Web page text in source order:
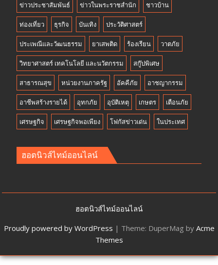
ข่าวประชาสัมพันธ์ ข่าวในพระราชสำนัก ชาวบ้าน
ท่องเที่ยว ธุรกิจ บันเทิง ประวัติศาสตร์
ประเพณีและวัฒนธรรม ยาเสพติด ร้องเรียน วาตภัย
วิทยาศาสตร์ เทคโนโลยี และนวัตกรรม สกู๊ปพิเศษ
สาธารณสุข หน่วยงานภาครัฐ อัคคีภัย อาชญากรรม
อาชีพสร้างรายได้ อุทกภัย อุบัติเหตุ เกษตร เตือนภัย
เศรษฐกิจ เศรษฐกิจพอเพียง โฟกัสข่าวเด่น ในประเทศ
ฮอตนิวส์ไทม์ออนไลน์
ฮอตนิวส์ไทม์ออนไลน์
Proudly powered by WordPress | Theme: DuperMag by Acme
Themes